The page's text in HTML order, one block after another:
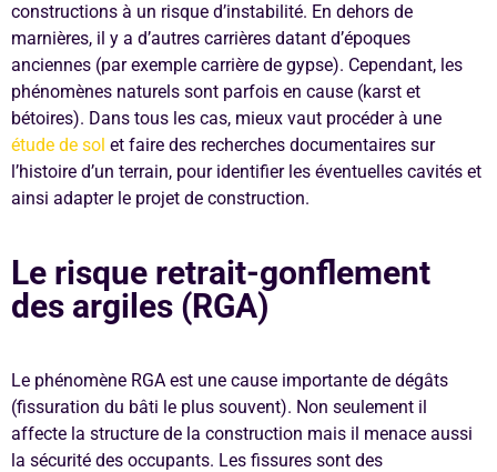
constructions à un risque d’instabilité. En dehors de
marnières, il y a d’autres carrières datant d’époques
anciennes (par exemple carrière de gypse). Cependant, les
phénomènes naturels sont parfois en cause (karst et
bétoires). Dans tous les cas, mieux vaut procéder à une
étude de sol et faire des recherches documentaires sur
l’histoire d’un terrain, pour identifier les éventuelles cavités et
ainsi adapter le projet de construction.
Le risque retrait-gonflement
des argiles (RGA)
Le phénomène RGA est une cause importante de dégâts
(fissuration du bâti le plus souvent). Non seulement il
affecte la structure de la construction mais il menace aussi
la sécurité des occupants. Les fissures sont des